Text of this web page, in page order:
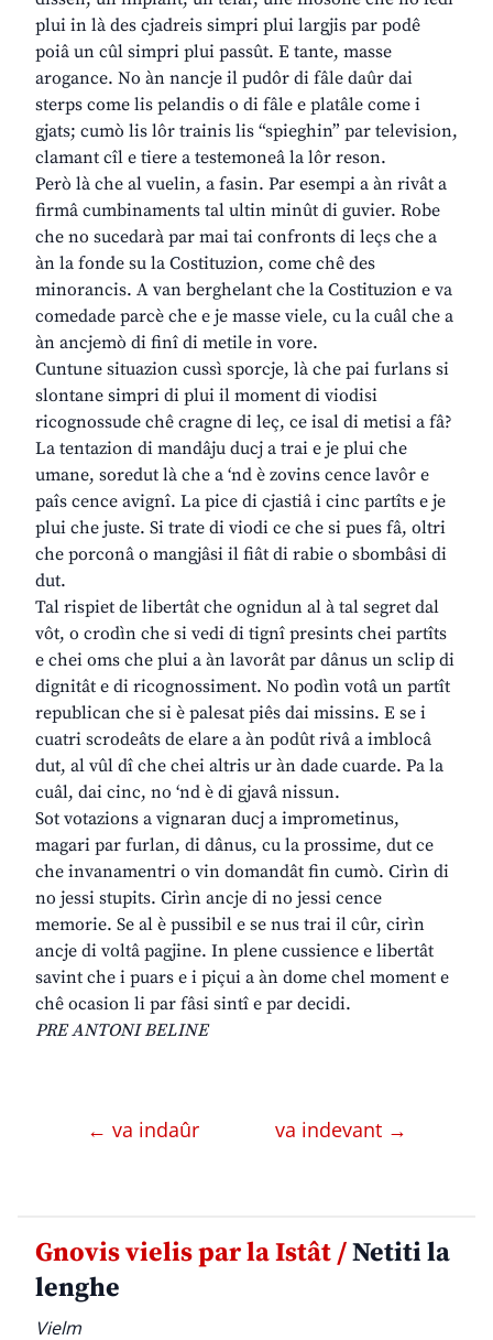
plui in là des cjadreis simpri plui largjis par podê
poiâ un cûl simpri plui passût. E tante, masse
arogance. No àn nancje il pudôr di fâle daûr dai
sterps come lis pelandis o di fâle e platâle come i
gjats; cumò lis lôr trainis lis “spieghin” par television,
clamant cîl e tiere a testemoneâ la lôr reson.
Però là che al vuelin, a fasin. Par esempi a àn rivât a
firmâ cumbinaments tal ultin minût di guvier. Robe
che no sucedarà par mai tai confronts di leçs che a
àn la fonde su la Costituzion, come chê des
minorancis. A van berghelant che la Costituzion e va
comedade parcè che e je masse viele, cu la cuâl che a
àn ancjemò di finî di metile in vore.
Cuntune situazion cussì sporcje, là che pai furlans si
slontane simpri di plui il moment di viodisi
ricognossude chê cragne di leç, ce isal di metisi a fâ?
La tentazion di mandâju ducj a trai e je plui che
umane, soredut là che a ‘nd è zovins cence lavôr e
paîs cence avignî. La pice di cjastiâ i cinc partîts e je
plui che juste. Si trate di viodi ce che si pues fâ, oltri
che porconâ o mangjâsi il fiât di rabie o sbombâsi di
dut.
Tal rispiet de libertât che ognidun al à tal segret dal
vôt, o crodìn che si vedi di tignî presints chei partîts
e chei oms che plui a àn lavorât par dânus un sclip di
dignitât e di ricognossiment. No podìn votâ un partît
republican che si è palesat piês dai missins. E se i
cuatri scrodeâts de elare a àn podût rivâ a imblocâ
dut, al vûl dî che chei altris ur àn dade cuarde. Pa la
cuâl, dai cinc, no ‘nd è di gjavâ nissun.
Sot votazions a vignaran ducj a imprometinus,
magari par furlan, di dânus, cu la prossime, dut ce
che invanamentri o vin domandât fin cumò. Cirìn di
no jessi stupits. Cirìn ancje di no jessi cence
memorie. Se al è pussibil e se nus trai il cûr, cirìn
ancje di voltâ pagjine. In plene cussience e libertât
savint che i puars e i piçui a àn dome chel moment e
chê ocasion li par fâsi sintî e par decidi.
PRE ANTONI BELINE
← va indaûr va indevant →
Gnovis vielis par la Istât /Netiti la
lenghe
Vielm